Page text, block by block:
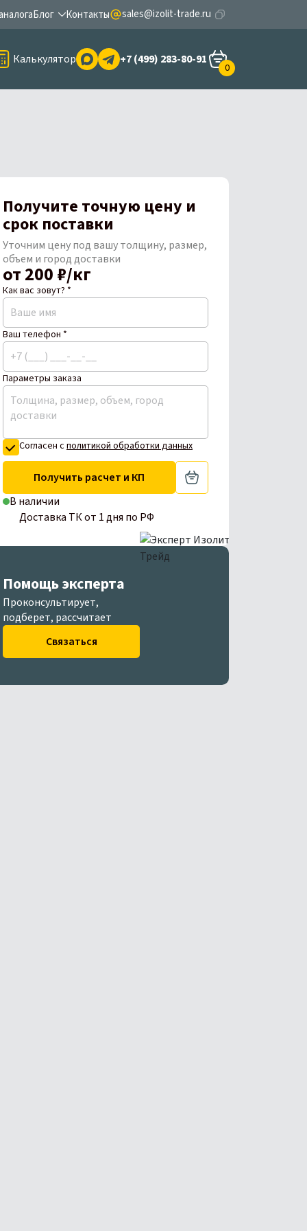
Блог Контакты sales@izolit-trade.ru
Калькулятор +7 (499) 283-80-91
0
Получите точную цену и
срок поставки
Уточним цену под вашу толщину, размер,
объем и город доставки
от 200 ₽/кг
Как вас зовут? *
Ваш телефон *
Параметры заказа
Согласен с политикой обработки данных
Получить расчет и КП
В наличии
Доставка ТК от 1 дня по РФ
Помощь эксперта
Проконсультирует,
подберет, рассчитает
Связаться